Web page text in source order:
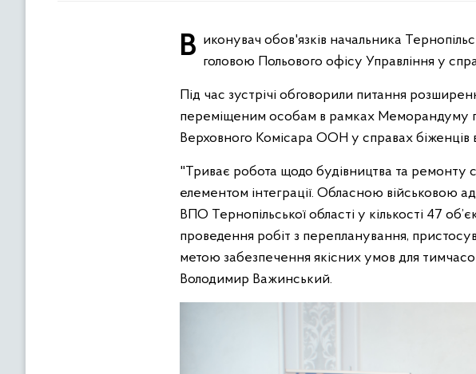
Виконувач обов'язків начальника Тернопільської ОВА Володимир Важинський зустрівся з новопризначеним головою Польового офісу Управління у
Під час зустрічі обговорили питання
переміщеним особам в рамках Меморандуму
Верховного Комісара ООН у справах біженців в
"Триває робота щодо будівництва та
елементом інтеграції. Обласною військовою
ВПО Тернопільської області у кількості 47
проведення робіт з перепланування,
метою забезпечення якісних умов для
Володимир Важинський.